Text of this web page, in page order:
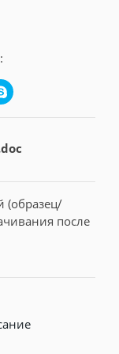
(образец/
после